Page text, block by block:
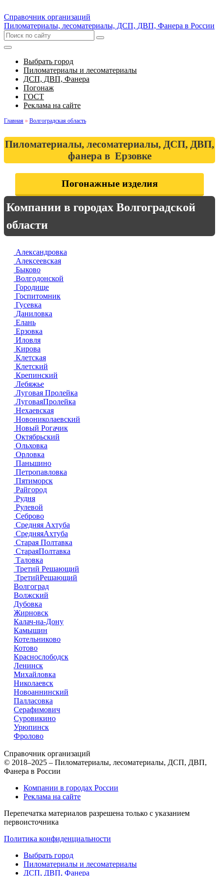
Справочник организаций
Пиломатериалы, лесоматериалы, ДСП, ДВП, Фанера в России
Выбрать город
Пиломатериалы и лесоматериалы
ДСП, ДВП, Фанера
Погонаж
ГОСТ
Реклама на сайте
Главная » Волгоградская область
Пиломатериалы, лесоматериалы, ДСП, ДВП,
фанера в Ерзовке
Погонажные изделия
Компании в городах Волгоградской
области
Александровка
Алексеевская
Быково
Волгодонской
Городище
Госпитомник
Гусевка
Даниловка
Елань
Ерзовка
Иловля
Кирова
Клетская
Клетский
Крепинский
Лебяжье
Луговая Пролейка
ЛуговаяПролейка
Нехаевская
Новониколаевский
Новый Рогачик
Октябрьский
Ольховка
Орловка
Паньшино
Петропавловка
Пятиморск
Райгород
Рудня
Рулевой
Себрово
Средняя Ахтуба
СредняяАхтуба
Старая Полтавка
СтараяПолтавка
Таловка
Третий Решающий
ТретийРешающий
Волгоград
Волжский
Дубовка
Жирновск
Калач-на-Дону
Камышин
Котельниково
Котово
Краснослободск
Ленинск
Михайловка
Николаевск
Новоаннинский
Палласовка
Серафимович
Суровикино
Урюпинск
Фролово
Справочник организаций
© 2018–2025 – Пиломатериалы, лесоматериалы, ДСП, ДВП,
Фанера в России
Компании в городах России
Реклама на сайте
Перепечатка материалов разрешена только с указанием
первоисточника
Политика конфиденциальности
Выбрать город
Пиломатериалы и лесоматериалы
ДСП, ДВП, Фанера